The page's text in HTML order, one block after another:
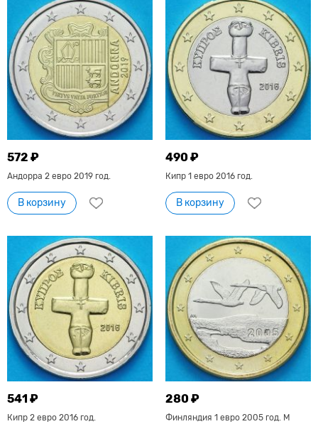
572 ₽
Андорра 2 евро 2019 год.
В корзину
490 ₽
Кипр 1 евро 2016 год.
В корзину
541 ₽
Кипр 2 евро 2016 год.
280 ₽
Финляндия 1 евро 2005 год. М